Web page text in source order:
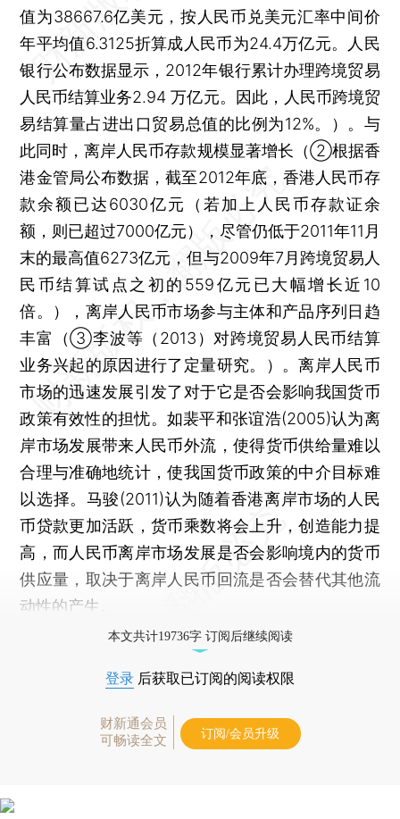
值为38667.6亿美元，按人民币兑美元汇率中间价
年平均值6.3125折算成人民币为24.4万亿元。人民
银行公布数据显示，2012年银行累计办理跨境贸易
人民币结算业务2.94 万亿元。因此，人民币跨境贸
易结算量占进出口贸易总值的比例为12%。）。与
此同时，离岸人民币存款规模显著增长（②根据香
港金管局公布数据，截至2012年底，香港人民币存
款余额已达6030亿元（若加上人民币存款证余
额，则已超过7000亿元），尽管仍低于2011年11月
末的最高值6273亿元，但与2009年7月跨境贸易人
民币结算试点之初的559亿元已大幅增长近10
倍。），离岸人民币市场参与主体和产品序列日趋
丰富（③李波等（2013）对跨境贸易人民币结算
业务兴起的原因进行了定量研究。）。离岸人民币
市场的迅速发展引发了对于它是否会影响我国货币
政策有效性的担忧。如裴平和张谊浩(2005)认为离
岸市场发展带来人民币外流，使得货币供给量难以
合理与准确地统计，使我国货币政策的中介目标难
以选择。马骏(2011)认为随着香港离岸市场的人民
币贷款更加活跃，货币乘数将会上升，创造能力提
高，而人民币离岸市场发展是否会影响境内的货币
供应量，取决于离岸人民币回流是否会替代其他流
动性的产生。
本文共计19736字 订阅后继续阅读
登录 后获取已订阅的阅读权限
财新通会员
可畅读全文
订阅/会员升级